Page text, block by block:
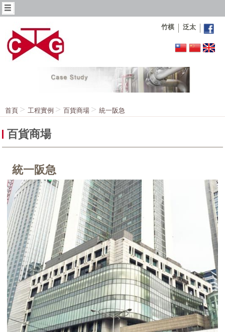
竹棋 泛太
首頁 工程實例 百貨商場 統一阪急
百貨商場
統一阪急